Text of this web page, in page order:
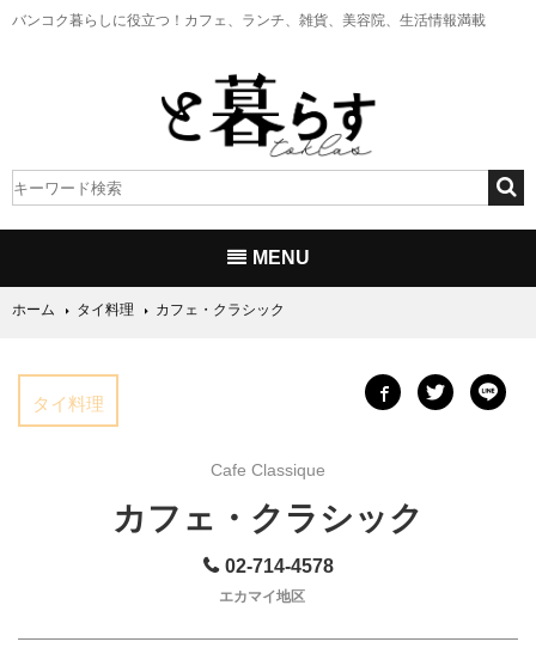
バンコク暮らしに役立つ！ カフェ、ランチ、雑貨、美容院、生活情報満載
MENU
ホーム タイ料理 カフェ・クラシック
タイ料理
Cafe Classique
カフェ・クラシック
02-714-4578
エカマイ地区